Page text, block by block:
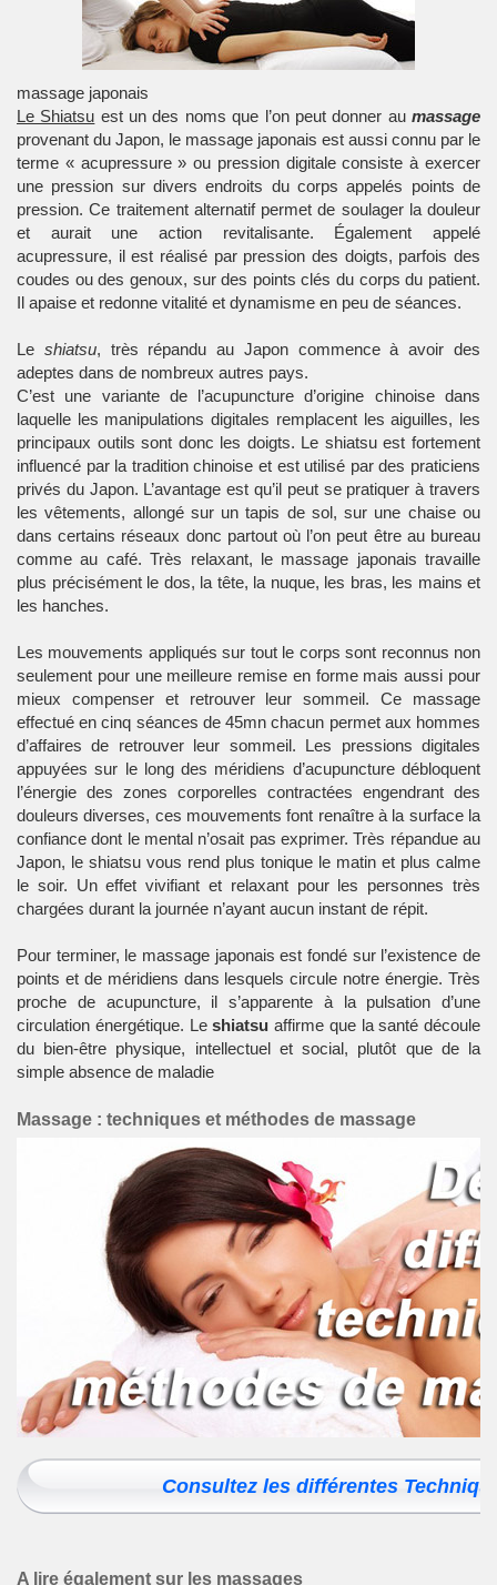
massage japonais
Le Shiatsu est un des noms que l’on peut donner aumassage
provenant du Japon, le massage japonais est aussi connu par le
terme « acupressure » ou pression digitale consiste à exercer
une pression sur divers endroits du corps appelés points de
pression. Ce traitement alternatif permet de soulager la douleur
et aurait une action revitalisante. Également appelé
acupressure, il est réalisé par pression des doigts, parfois des
coudes ou des genoux, sur des points clés du corps du patient.
Il apaise et redonne vitalité et dynamisme en peu de séances.
Le shiatsu, très répandu au Japon commence à avoir des
adeptes dans de nombreux autres pays.
C’est une variante de l’acupuncture d’origine chinoise dans
laquelle les manipulations digitales remplacent les aiguilles, les
principaux outils sont donc les doigts. Le shiatsu est fortement
influencé par la tradition chinoise et est utilisé par des praticiens
privés du Japon. L’avantage est qu’il peut se pratiquer à travers
les vêtements, allongé sur un tapis de sol, sur une chaise ou
dans certains réseaux donc partout où l’on peut être au bureau
comme au café. Très relaxant, le massage japonais travaille
plus précisément le dos, la tête, la nuque, les bras, les mains et
les hanches.
Les mouvements appliqués sur tout le corps sont reconnus non
seulement pour une meilleure remise en forme mais aussi pour
mieux compenser et retrouver leur sommeil. Ce massage
effectué en cinq séances de 45mn chacun permet aux hommes
d’affaires de retrouver leur sommeil. Les pressions digitales
appuyées sur le long des méridiens d’acupuncture débloquent
l’énergie des zones corporelles contractées engendrant des
douleurs diverses, ces mouvements font renaître à la surface la
confiance dont le mental n’osait pas exprimer. Très répandue au
Japon, le shiatsu vous rend plus tonique le matin et plus calme
le soir. Un effet vivifiant et relaxant pour les personnes très
chargées durant la journée n’ayant aucun instant de répit.
Pour terminer, le massage japonais est fondé sur l’existence de
points et de méridiens dans lesquels circule notre énergie. Très
proche de acupuncture, il s’apparente à la pulsation d’une
circulation énergétique. Leshiatsu affirme que la santé découle
du bien-être physique, intellectuel et social, plutôt que de la
simple absence de maladie
Massage : techniques et méthodes de massage
A lire également sur les massages